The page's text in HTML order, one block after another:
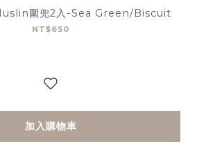
圍兜2入-Sea Green/Biscuit
NT$650
加入購物車